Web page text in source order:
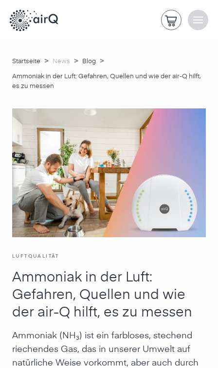
Startseite > News > Blog >
Ammoniak in der Luft: Gefahren, Quellen und wie der air-Q hilft,
es zu messen
LUFTQUALITÄT
Ammoniak in der Luft:
Gefahren, Quellen und wie
der air-Q hilft, es zu messen
Ammoniak (NH₃) ist ein farbloses, stechend
riechendes Gas, das in unserer Umwelt auf
natürliche Weise vorkommt, aber auch durch